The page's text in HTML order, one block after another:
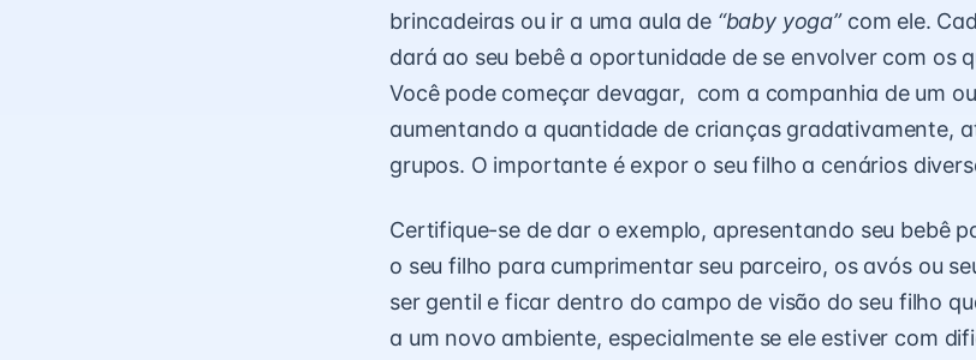
brincadeiras ou ir a uma aula de “baby yoga”com ele.
dará ao seu bebê a oportunidade de se envolver com os
Você pode começar devagar, com a companhia de um
aumentando a quantidade de crianças gradativamente,
grupos. O importante é expor o seu filho a cenários
Certifique-se de dar o exemplo, apresentando seu bebê
o seu filho para cumprimentar seu parceiro, os avós ou
ser gentil e ficar dentro do campo de visão do seu filho
a um novo ambiente, especialmente se ele estiver com